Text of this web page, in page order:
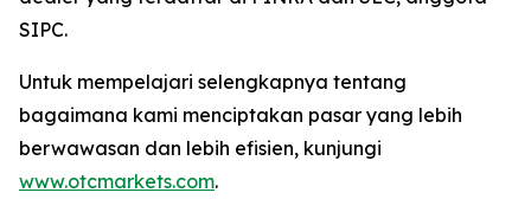
SIPC.
Untuk mempelajari selengkapnya tentang
bagaimana kami menciptakan pasar yang lebih
berwawasan dan lebih efisien, kunjungi
www.otcmarkets.com.